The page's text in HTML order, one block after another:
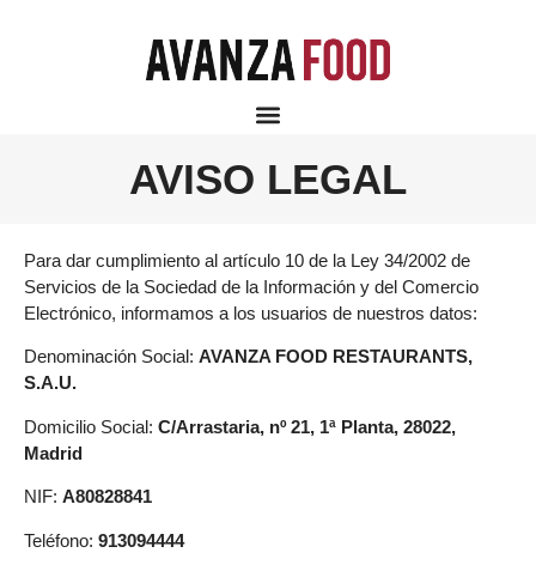
Aviso Legal
AVISO LEGAL
Para dar cumplimiento al artículo 10 de la Ley 34/2002 de
Servicios de la Sociedad de la Información y del Comercio
Electrónico, informamos a los usuarios de nuestros datos:
Denominación Social: AVANZA FOOD RESTAURANTS,
S.A.U.
Domicilio Social: C/Arrastaria, nº 21, 1ª Planta, 28022,
Madrid
NIF: A80828841
Teléfono: 913094444